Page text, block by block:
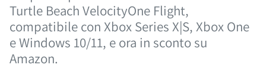
Turtle Beach VelocityOne Flight,
compatibile con Xbox Series X|S, Xbox One
e Windows 10/11, e ora in sconto su
Amazon.